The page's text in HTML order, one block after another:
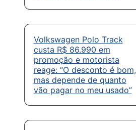
Volkswagen Polo Track
custa R$ 86.990 em
promoção e motorista
reage: “O desconto é bom,
mas depende de quanto
vão pagar no meu usado”